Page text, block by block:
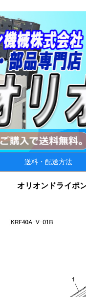
送料・配送方法
オリオンドライ